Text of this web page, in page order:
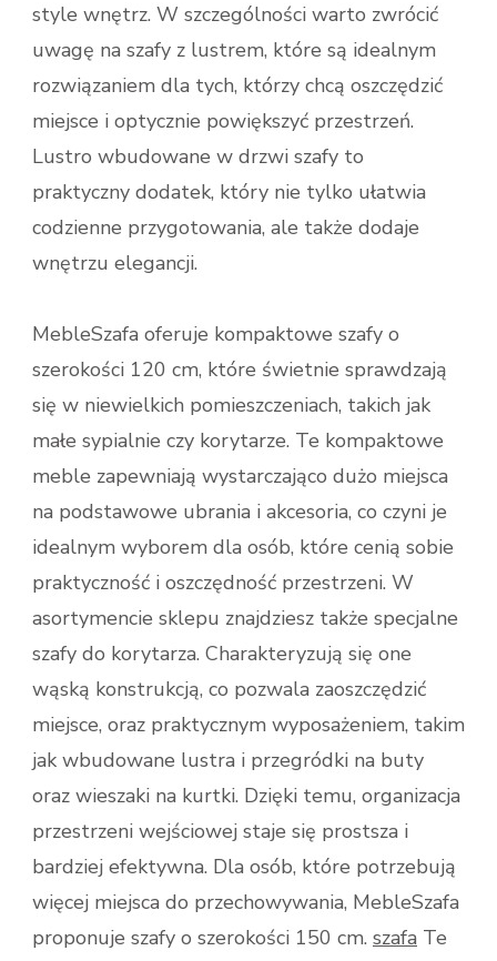
style wnętrz. W szczególności warto zwrócić
uwagę na szafy z lustrem, które są idealnym
rozwiązaniem dla tych, którzy chcą oszczędzić
miejsce i optycznie powiększyć przestrzeń.
Lustro wbudowane w drzwi szafy to
praktyczny dodatek, który nie tylko ułatwia
codzienne przygotowania, ale także dodaje
wnętrzu elegancji.
MebleSzafa oferuje kompaktowe szafy o
szerokości 120 cm, które świetnie sprawdzają
się w niewielkich pomieszczeniach, takich jak
małe sypialnie czy korytarze. Te kompaktowe
meble zapewniają wystarczająco dużo miejsca
na podstawowe ubrania i akcesoria, co czyni je
idealnym wyborem dla osób, które cenią sobie
praktyczność i oszczędność przestrzeni. W
asortymencie sklepu znajdziesz także specjalne
szafy do korytarza. Charakteryzują się one
wąską konstrukcją, co pozwala zaoszczędzić
miejsce, oraz praktycznym wyposażeniem, takim
jak wbudowane lustra i przegródki na buty
oraz wieszaki na kurtki. Dzięki temu, organizacja
przestrzeni wejściowej staje się prostsza i
bardziej efektywna. Dla osób, które potrzebują
więcej miejsca do przechowywania, MebleSzafa
proponuje szafy o szerokości 150 cm. szafa Te